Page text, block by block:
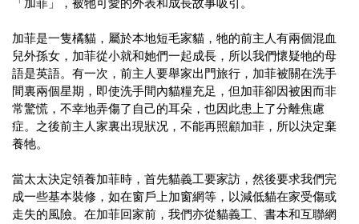
「加菲」，被牠可愛的外表和成長故事吸引。
加菲是一隻橘貓，屬於本地短毛家貓，牠的前主人有兩個混血
兒外孫女，加菲從小就和她們一起成長，所以我們懷疑牠的母
語是英語。有一次，前主人要舉家出門旅行，加菲被關在洗手
間裏兩個星期，即使洗手間內貓糧充足，但加菲卻因被困而非
常驚慌，不幸地弄傷了自己的耳朵，也因此患上了分離焦慮
症。之後前主人家裏出現狀况，不能再照顧加菲，所以決定棄
養牠。
當太太決定領養加菲時，首先貓義工要家訪，然後要求我們完
成一些基本裝修，如在窗戶上加窗網等，以減低貓在家受傷或
走失的風險。在加菲回家前，我們亦從貓義工、書本和互聯網